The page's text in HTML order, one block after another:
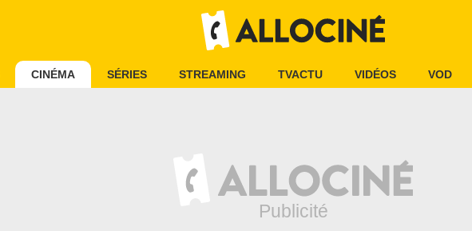
CINÉMA SÉRIES STREAMING TVACTU VIDÉOS VOD